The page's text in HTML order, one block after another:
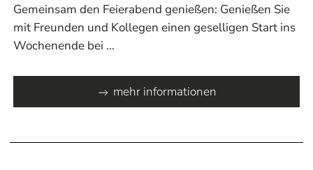
Gemeinsam den Feierabend genießen: Genießen Sie
mit Freunden und Kollegen einen geselligen Start ins
Wochenende bei ...
mehr informationen